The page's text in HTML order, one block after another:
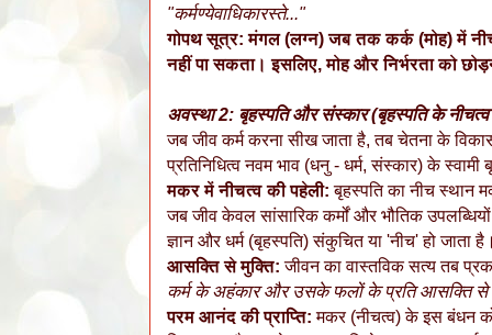
"कर्मण्येवाधिकारस्ते..."
गोपथ सूत्र: मंगल (लग्न) जब तक कर्क (मोह) में
नहीं पा सकता। इसलिए, मोह और निर्भरता को
अवस्था 2: बृहस्पति और संस्कार (बृहस्पति के
जब जीव कर्म करना सीख जाता है, तब चेतना के
प्रतिनिधित्व नवम भाव (धनु - धर्म, संस्कार) के
मकर में नीचत्व की पहेली: बृहस्पति का नीच स्थान
जब जीव केवल सांसारिक कर्मों और भौतिक
ज्ञान और धर्म (बृहस्पति) संकुचित या 'नीच' हो जाता
आसक्ति से मुक्ति: जीवन का वास्तविक सत्य तब
कर्म के अहंकार और उसके फलों के प्रति आसक्ति से
परम आनंद की प्राप्ति: मकर (नीचत्व) के इस बंधन